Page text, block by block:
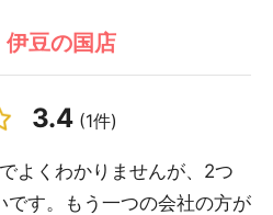
豆の国店
3.4 (1件)
よくわかりませんが、2つ
です。もう一つの会社の方が